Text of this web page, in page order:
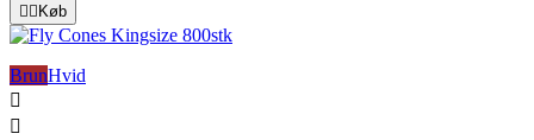
  Køb
BrunHvid

